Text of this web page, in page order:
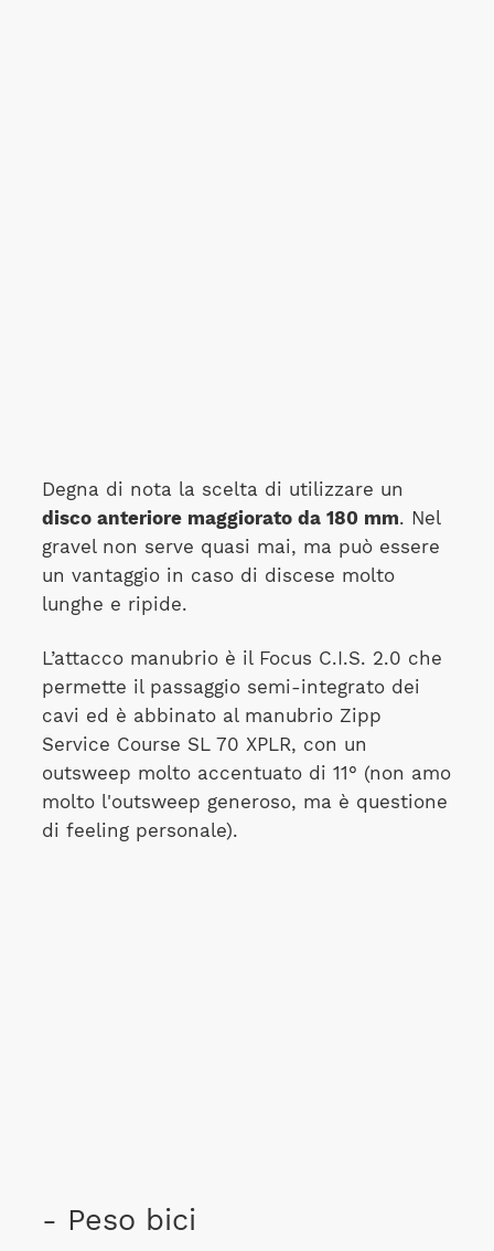
Degna di nota la scelta di utilizzare un
disco anteriore maggiorato da 180 mm. Nel
gravel non serve quasi mai, ma può essere
un vantaggio in caso di discese molto
lunghe e ripide.
L’attacco manubrio è il Focus C.I.S. 2.0 che
permette il passaggio semi-integrato dei
cavi ed è abbinato al manubrio Zipp
Service Course SL 70 XPLR, con un
outsweep molto accentuato di 11° (non amo
molto l'outsweep generoso, ma è questione
di feeling personale).
- Peso bici